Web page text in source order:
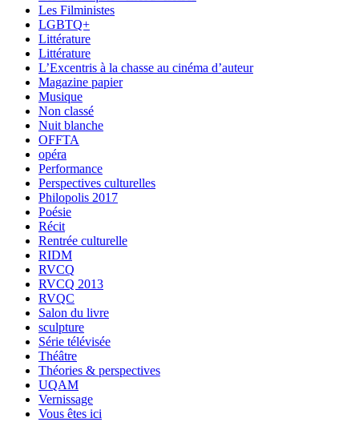
Les Filministes
LGBTQ+
Littérature
Littérature
L’Excentris à la chasse au cinéma d’auteur
Magazine papier
Musique
Non classé
Nuit blanche
OFFTA
opéra
Performance
Perspectives culturelles
Philopolis 2017
Poésie
Récit
Rentrée culturelle
RIDM
RVCQ
RVCQ 2013
RVQC
Salon du livre
sculpture
Série télévisée
Théâtre
Théories & perspectives
UQAM
Vernissage
Vous êtes ici